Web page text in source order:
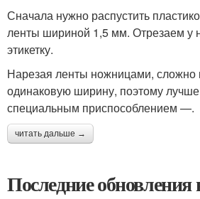
Сначала нужно распустить
ленты шириной 1,5 мм. Отрезаем у
этикетку.
Нарезая ленты ножницами, сложно
одинаковую ширину, поэтому лучше
специальным приспособлением —.
читать дальше →
Последние обновления